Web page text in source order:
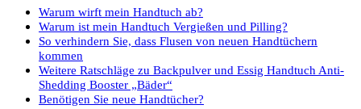
Warum wirft mein Handtuch ab?
Warum ist mein Handtuch Vergießen und Pilling?
So verhindern Sie, dass Flusen von neuen Handtüchern
kommen
Weitere Ratschläge zu Backpulver und Essig Handtuch Anti-
Shedding Booster „Bäder“
Benötigen Sie neue Handtücher?